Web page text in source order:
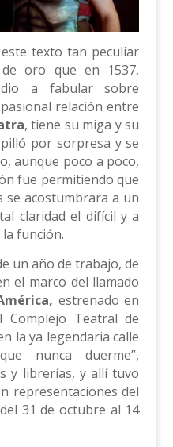
texto tan peculiar
oro que en 1537,
dio a fabular sobre
relación entre
, tiene su miga y su
por sorpresa y se
aunque poco a poco,
fue permitiendo que
se acostumbrara a un
claridad el difícil y a
función.
un año de trabajo, de
el marco del llamado
estrenado en
Complejo Teatral de
la ya legendaria calle
nunca duerme”,
y librerías, y allí tuvo
representaciones del
31 de octubre al 14